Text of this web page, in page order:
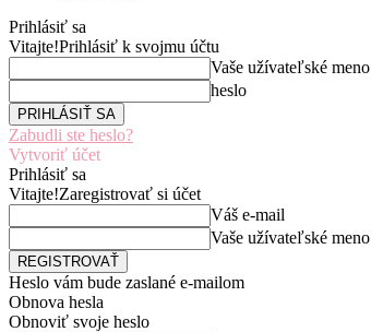
Prihlásiť sa
Vitajte!Prihlásiť k svojmu účtu
Vaše užívateľské meno
heslo
Zabudli ste heslo?
Vytvoriť účet
Prihlásiť sa
Vitajte!Zaregistrovať si účet
Váš e-mail
Vaše užívateľské meno
Heslo vám bude zaslané e-mailom
Obnova hesla
Obnoviť svoje heslo